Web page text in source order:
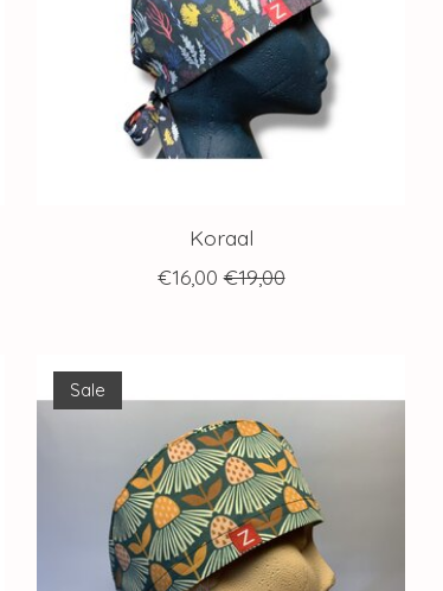
Koraal
€16,00 €19,00
Sale